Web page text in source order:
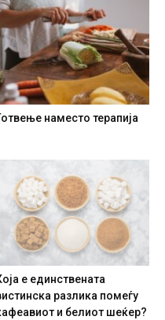
наместо терапија
е единствената
разлика помеѓу
и белиот шеќер?